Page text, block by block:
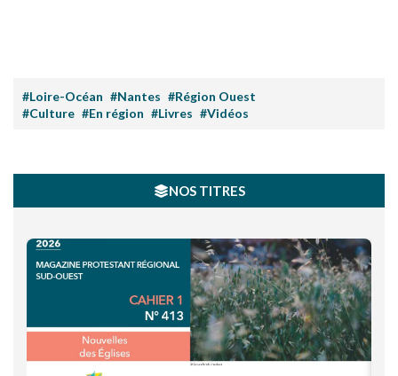
#Loire-Océan #Nantes #Région Ouest
#Culture #En région #Livres #Vidéos
NOS TITRES